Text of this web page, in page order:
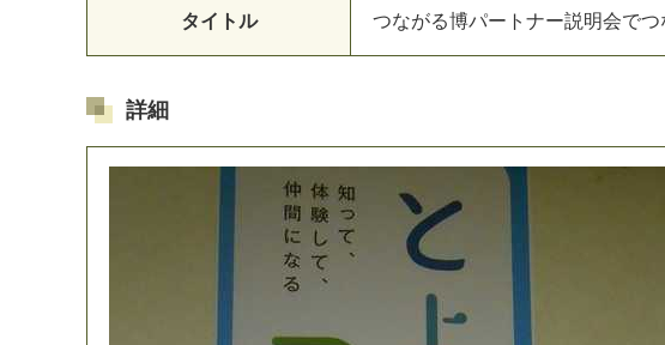
タイトル つながる博パー ト ナー説明会でつ
詳細